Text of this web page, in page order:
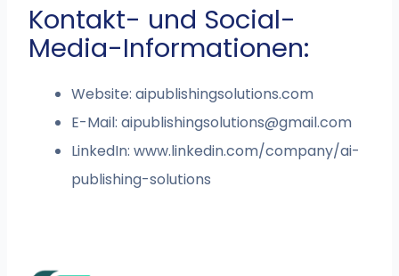
Kontakt- und Social-
Media-Informationen:
Website: aipublishingsolutions.com
E-Mail:aipublishingsolutions@gmail.com
LinkedIn: www.linkedin.com/company/ai-
publishing-solutions